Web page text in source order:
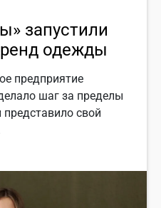
запустили
одежды
предприятие
шаг за пределы
представило свой